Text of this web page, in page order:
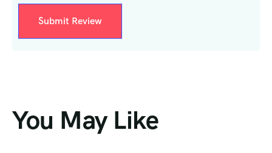
You May Like